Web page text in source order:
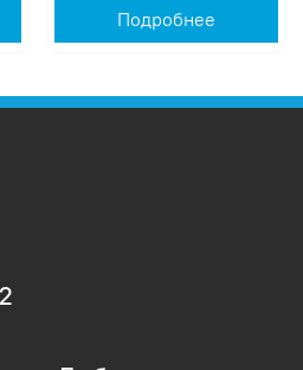
Подробнее